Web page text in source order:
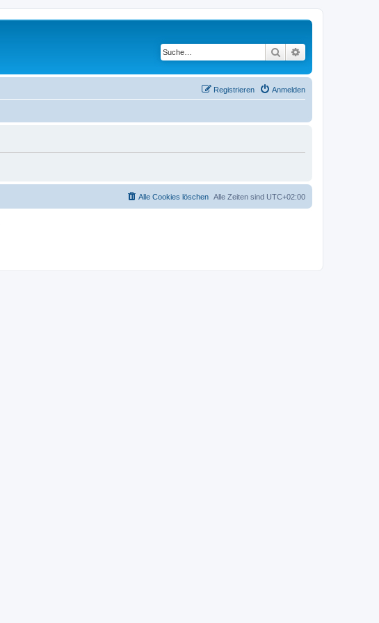
Suche
Anmelden
Registrieren
Alle Zeiten sind UTC+02:00
Alle Cookies löschen